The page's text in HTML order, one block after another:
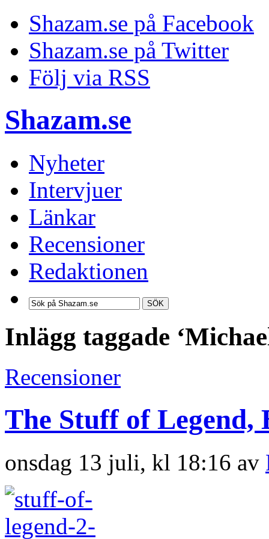
Shazam.se på Facebook
Shazam.se på Twitter
Följ via RSS
Shazam.se
Nyheter
Intervjuer
Länkar
Recensioner
Redaktionen
SÖK
Inlägg taggade
Recensioner
The Stuff of Legend,
onsdag 13 juli, kl 18:16 av